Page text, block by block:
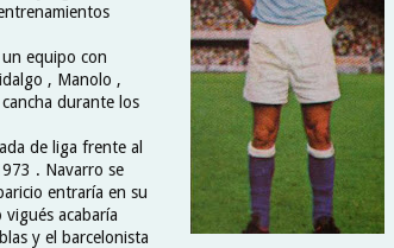
equipo con
, Manolo ,
durante los
de liga frente al
. Navarro se
entraría en su
acabaría
y el barcelonista